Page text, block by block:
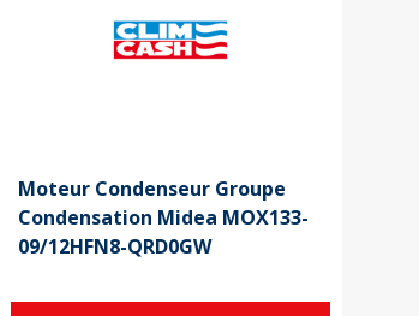
Moteur Condenseur Groupe
Condensation Midea MOX133-
09/12HFN8-QRD0GW